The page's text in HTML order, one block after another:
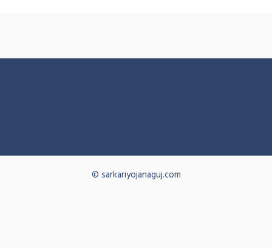
© sarkariyojanaguj.com